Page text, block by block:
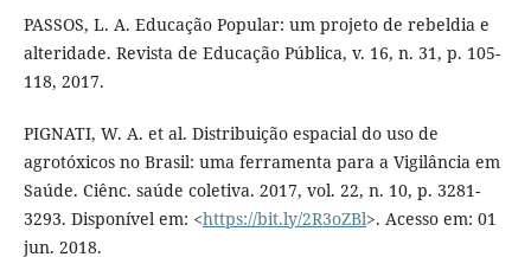
PASSOS, L. A. Educação Popular: um projeto de rebeldia e
alteridade. Revista de Educação Pública, v. 16, n. 31, p. 105-
118, 2017.
PIGNATI, W. A. et al. Distribuição espacial do uso de
agrotóxicos no Brasil: uma ferramenta para a Vigilância em
Saúde. Ciênc. saúde coletiva. 2017, vol. 22, n. 10, p. 3281-
3293. Disponível em: <https://bit.ly/2R3oZBl>. Acesso em: 01
jun. 2018.